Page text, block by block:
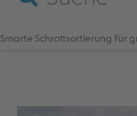
Smarte Schrottsortierung für